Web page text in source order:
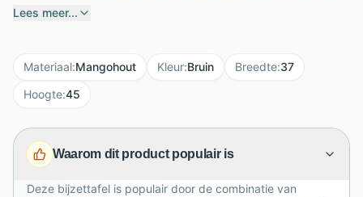
en heeft een warme lichtbruine kleur die direct sfeer
look met natuurlijke variaties in kleur en textuur. Elke
tafel is handgemaakt, waardoor geen enkel exemplaar
hoogte van 45 cm past Aura perfect naast de bank,
fauteuil of in een lege hoek. De viltglijders onderaan
Lees meer...
Materiaal:Mangohout Kleur:Bruin Breedte:37
Hoogte:45
Waarom dit product populair is
Deze bijzettafel is populair door de combinatie van